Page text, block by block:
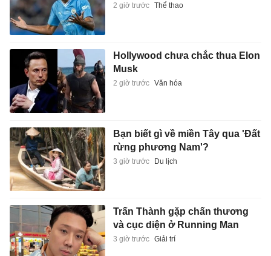
2 giờ trước Thể thao
Hollywood chưa chắc thua Elon
Musk
2 giờ trước Văn hóa
Bạn biết gì về miền Tây qua 'Đất
rừng phương Nam'?
3 giờ trước Du lịch
Trấn Thành gặp chấn thương
và cục diện ở Running Man
3 giờ trước Giải trí